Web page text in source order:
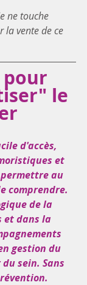
ne touche
la vente de ce
le
d'accès,
et
au
comprendre.
de la
et dans la
gestion du
sein. Sans